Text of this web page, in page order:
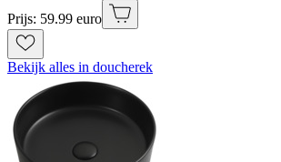
Prijs: 59.99 euro
Bekijk alles in doucherek